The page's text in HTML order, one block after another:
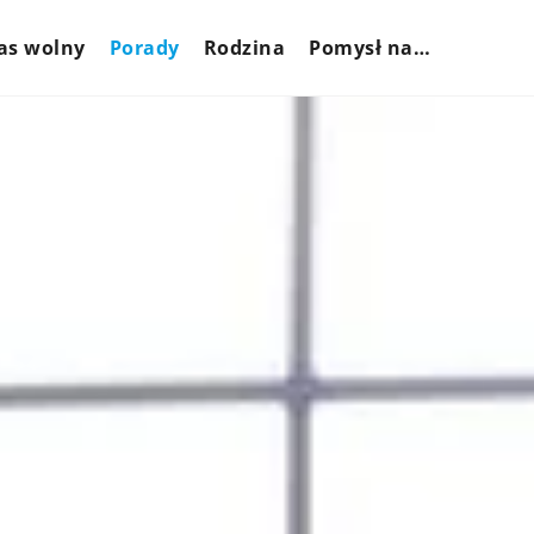
wolny Porady Rodzina Pomysł na…